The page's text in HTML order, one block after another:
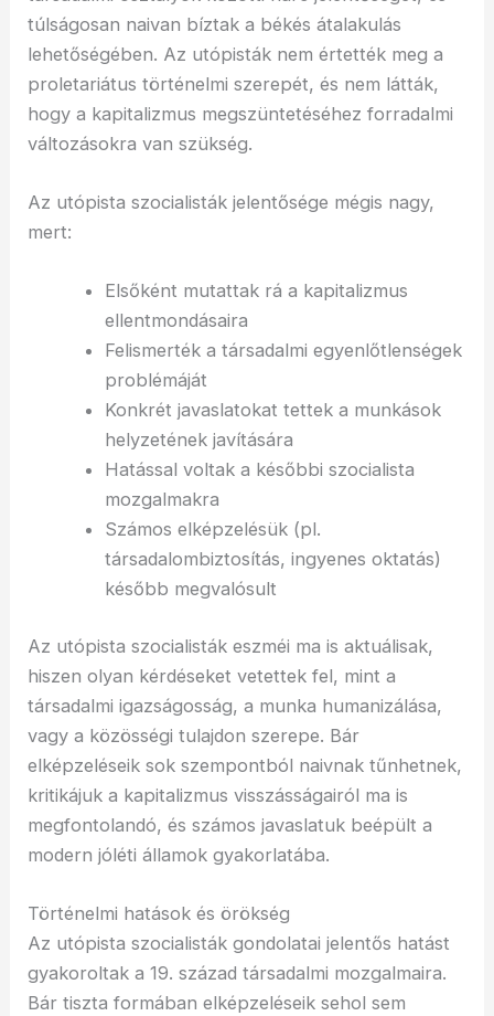
túlságosan naivan bíztak a békés átalakulás
lehetőségében. Az utópisták nem értették meg a
proletariátus történelmi szerepét, és nem látták,
hogy a kapitalizmus megszüntetéséhez forradalmi
változásokra van szükség.
Az utópista szocialisták jelentősége mégis nagy,
mert:
Elsőként mutattak rá a kapitalizmus
ellentmondásaira
Felismerték a társadalmi egyenlőtlenségek
problémáját
Konkrét javaslatokat tettek a munkások
helyzetének javítására
Hatással voltak a későbbi szocialista
mozgalmakra
Számos elképzelésük (pl.
társadalombiztosítás, ingyenes oktatás)
később megvalósult
Az utópista szocialisták eszméi ma is aktuálisak,
hiszen olyan kérdéseket vetettek fel, mint a
társadalmi igazságosság, a munka humanizálása,
vagy a közösségi tulajdon szerepe. Bár
elképzeléseik sok szempontból naivnak tűnhetnek,
kritikájuk a kapitalizmus visszásságairól ma is
megfontolandó, és számos javaslatuk beépült a
modern jóléti államok gyakorlatába.
Történelmi hatások és örökség
Az utópista szocialisták gondolatai jelentős hatást
gyakoroltak a 19. század társadalmi mozgalmaira.
Bár tiszta formában elképzeléseik sehol sem